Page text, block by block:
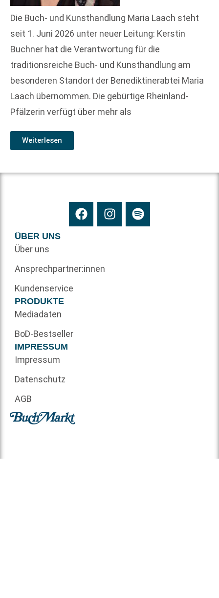
Die Buch- und Kunsthandlung Maria Laach steht
seit 1. Juni 2026 unter neuer Leitung: Kerstin
Buchner hat die Verantwortung für die
traditionsreiche Buch- und Kunsthandlung am
besonderen Standort der Benediktinerabtei Maria
Laach übernommen. Die gebürtige Rheinland-
Pfälzerin verfügt über mehr als
Weiterlesen
ÜBER UNS
Über uns
Ansprechpartner:innen
Kundenservice
PRODUKTE
Mediadaten
BoD-Bestseller
IMPRESSUM
Impressum
Datenschutz
AGB